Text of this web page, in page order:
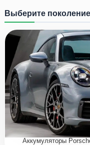
Выберите
Аккумуляторы